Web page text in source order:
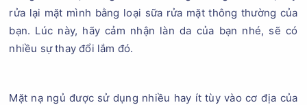
rửa lại mặt mình bằng loại sữa rửa mặt thông thường của
bạn. Lúc này, hãy cảm nhận làn da của bạn nhé, sẽ có
nhiều sự thay đổi lắm đó.
Mặt nạ ngủ được sử dụng nhiều hay ít tùy vào cơ địa của